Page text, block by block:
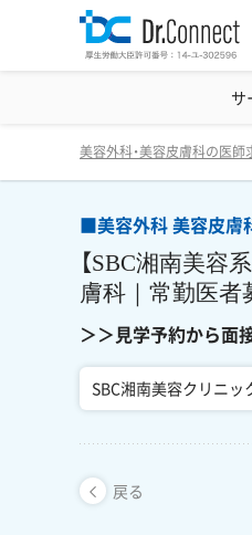
サ
美容クリニッ
美容外科・美容皮膚科の医
■美容外科 美容皮
【SBC湘南美
膚科｜常勤医
＞＞見学予約から面
SBC湘南美容クリニッ
戻る
戻る
■美容外科